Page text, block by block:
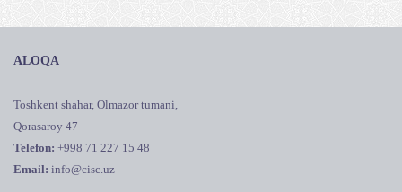
ALOQA
Toshkent shahar, Olmazor tumani,
Qorasaroy 47
Telefon: +998 71 227 15 48
Email: info@cisc.uz